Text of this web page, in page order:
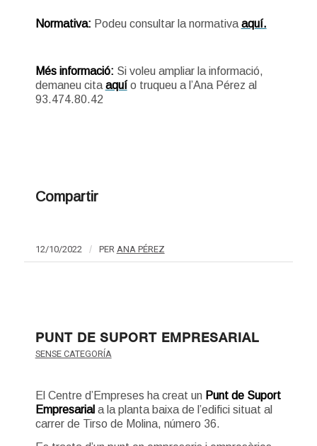
Normativa: Podeu consultar la normativa aquí.
Més informació: Si voleu ampliar la informació,
demaneu cita aquío truqueu a l’Ana Pérez al
93.474.80.42
Compartir
12/10/2022 / PER ANA PÉREZ
PUNT DE SUPORT EMPRESARIAL
SENSE CATEGORÍA
El Centre d’Empreses ha creat un Punt de Suport
Empresarial a la planta baixa de l’edifici situat al
carrer de Tirso de Molina, número 36.